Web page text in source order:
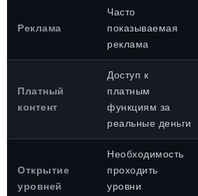
Реклама
Часто
показываемая
реклама
Платный
контент
Доступ к
платным
функциям за
реальные деньги
Открытие
уровней
Необходимость
проходить
уровни